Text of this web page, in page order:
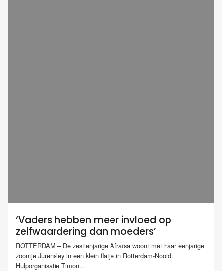
‘Vaders hebben meer invloed op
zelfwaardering dan moeders’
ROTTERDAM – De zestienjarige Afraïsa woont met haar eenjarige
zoontje Jurensley in een klein flatje in Rotterdam-Noord.
Hulporganisatie Timon...